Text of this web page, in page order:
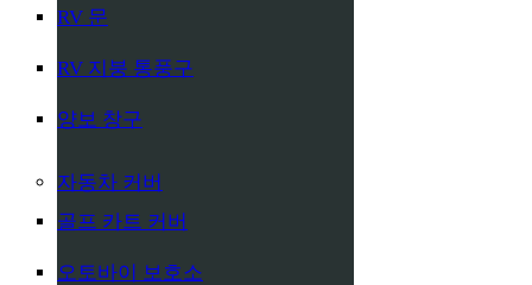
RV 문
RV 지붕 통풍구
양보 창구
자동차 커버
골프 카트 커버
오토바이 보호소